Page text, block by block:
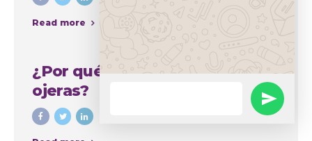
Read more
¿Por qué se producen las
ojeras?